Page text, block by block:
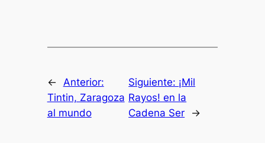
←
Anterior:
Tintin, Zaragoza
al mundo
Siguiente: ¡Mil
Rayos! en la
Cadena Ser
→